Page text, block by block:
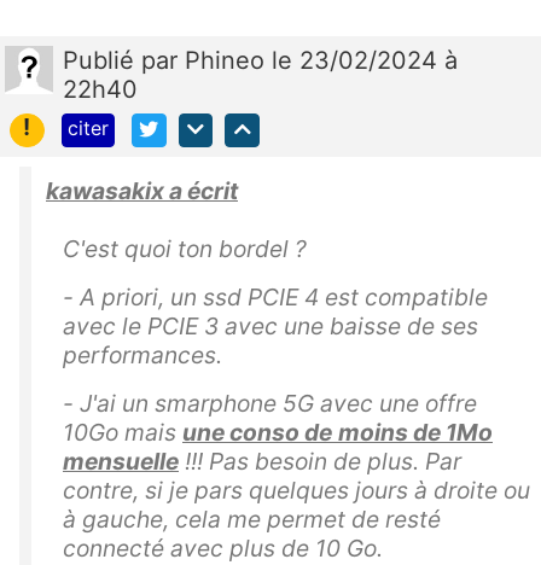
Publié par Phineo le 23/02/2024 à
22h40
!
citer
kawasakix a écrit
C'est quoi ton bordel ?
- A priori, un ssd PCIE 4 est compatible
avec le PCIE 3 avec une baisse de ses
performances.
- J'ai un smarphone 5G avec une offre
10Go mais une conso de moins de 1Mo
mensuelle !!! Pas besoin de plus. Par
contre, si je pars quelques jours à droite ou
à gauche, cela me permet de resté
connecté avec plus de 10 Go.